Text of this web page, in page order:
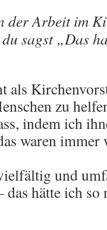
der Arbeit im
sagst „Das
als
zu
indem ich
waren immer
und
das hätte ich